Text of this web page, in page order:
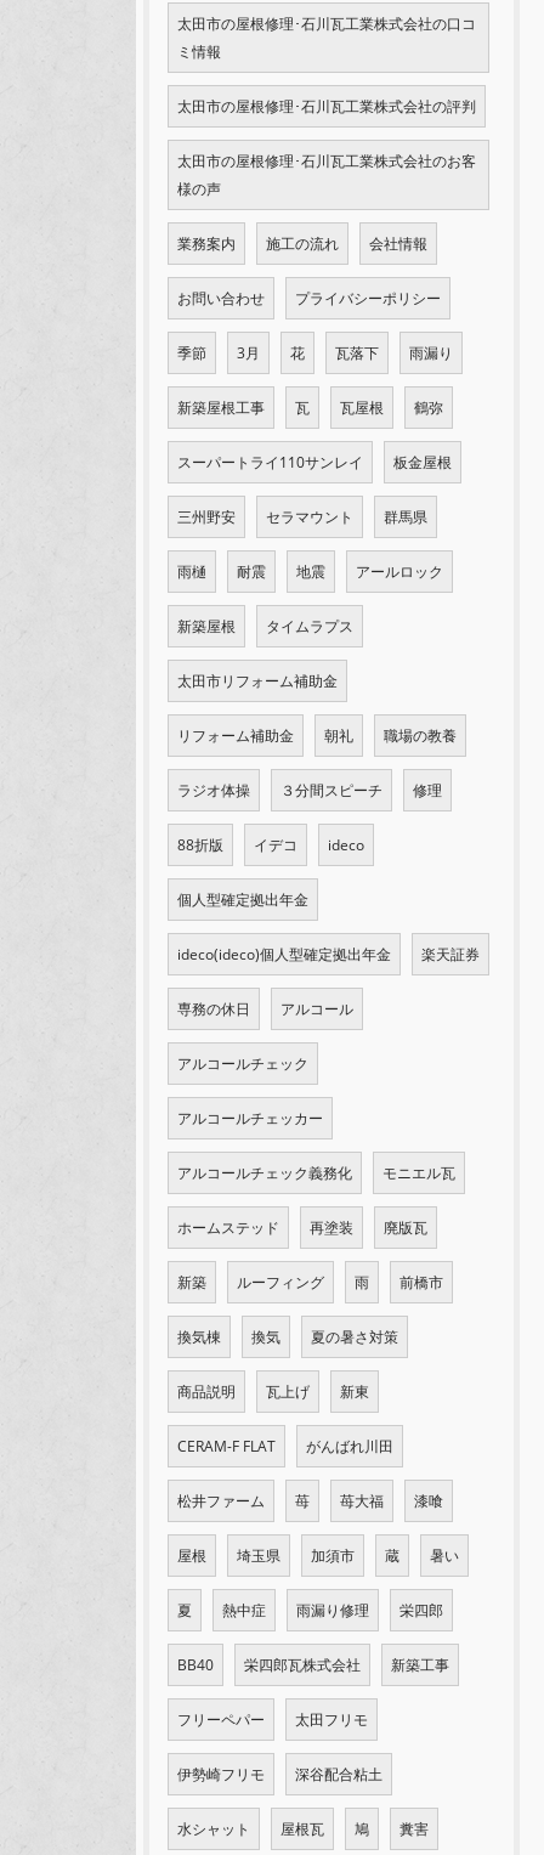
太田市の屋根修理･石川瓦工業株式会社の口コ
ミ情報
太田市の屋根修理･石川瓦工業株式会社の評判
太田市の屋根修理･石川瓦工業株式会社のお客
様の声
業務案内 施工の流れ 会社情報
お問い合わせ プライバシーポリシー
季節 3月 花 瓦落下 雨漏り
新築屋根工事 瓦 瓦屋根 鶴弥
スーパートライ110サンレイ 板金屋根
三州野安 セラマウント 群馬県
雨樋 耐震 地震 アールロック
新築屋根 タイムラプス
太田市リフォーム補助金
リフォーム補助金 朝礼 職場の教養
ラジオ体操 ３分間スピーチ 修理
88折版 イデコ ideco
個人型確定拠出年金
ideco(ideco)個人型確定拠出年金 楽天証券
専務の休日 アルコール
アルコールチェック
アルコールチェッカー
アルコールチェック義務化 モニエル瓦
ホームステッド 再塗装 廃版瓦
新築 ルーフィング 雨 前橋市
換気棟 換気 夏の暑さ対策
商品説明 瓦上げ 新東
CERAM-F FLAT がんばれ川田
松井ファーム 苺 苺大福 漆喰
屋根 埼玉県 加須市 蔵 暑い
夏 熱中症 雨漏り修理 栄四郎
BB40 栄四郎瓦株式会社 新築工事
フリーペパー 太田フリモ
伊勢崎フリモ 深谷配合粘土
水シャット 屋根瓦 鳩 糞害